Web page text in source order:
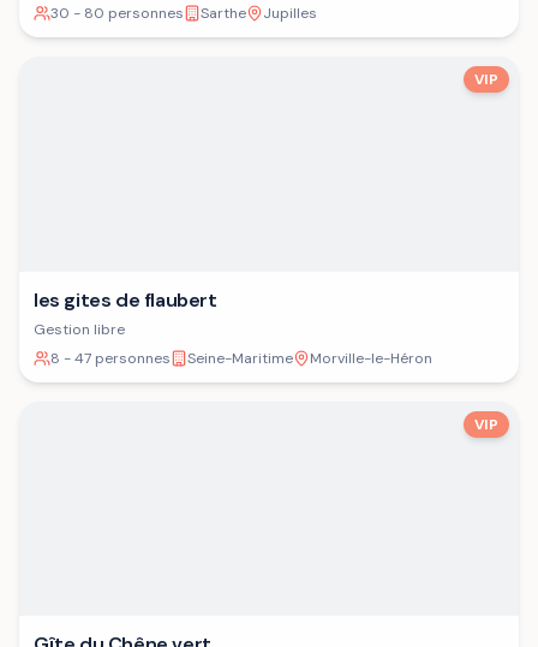
30 - 80 personnes
Sarthe Jupilles
VIP
les gites de flaubert
Gestion libre
8 - 47 personnes
Seine-Maritime Morville-le-Héron
VIP